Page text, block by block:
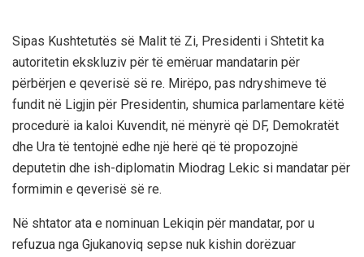
Sipas Kushtetutës së Malit të Zi, Presidenti i Shtetit ka
autoritetin ekskluziv për të emëruar mandatarin për
përbërjen e qeverisë së re. Mirëpo, pas ndryshimeve të
fundit në Ligjin për Presidentin, shumica parlamentare këtë
procedurë ia kaloi Kuvendit, në mënyrë që DF, Demokratët
dhe Ura të tentojnë edhe një herë që të propozojnë
deputetin dhe ish-diplomatin Miodrag Lekic si mandatar për
formimin e qeverisë së re.
Në shtator ata e nominuan Lekiqin për mandatar, por u
refuzua nga Gjukanoviq sepse nuk kishin dorëzuar